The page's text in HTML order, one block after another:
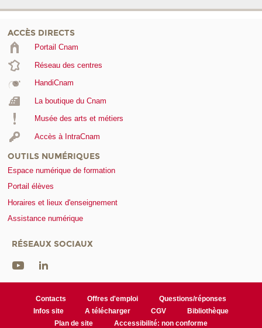
ACCÈS DIRECTS
Portail Cnam
Réseau des centres
HandiCnam
La boutique du Cnam
Musée des arts et métiers
Accès à IntraCnam
OUTILS NUMÉRIQUES
Espace numérique de formation
Portail élèves
Horaires et lieux d'enseignement
Assistance numérique
RÉSEAUX SOCIAUX
Contacts Offres d'emploi
Questions/réponses
Infos site
A télécharger CGV
Bibliothèque
Plan de site
Accessibilité: non conforme